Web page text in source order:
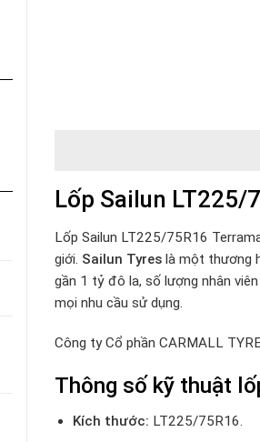
Lốp Sailun LT225/
Lốp Sailun LT225/75R16
giới. Sailun Tyres là một thương
gần 1 tỷ đô la, số lượng nhân
mọi nhu cầu sử dụng.
Công ty Cổ phần CARMALL
Thông số kỹ thuật
Kích thước: LT225/75R16.